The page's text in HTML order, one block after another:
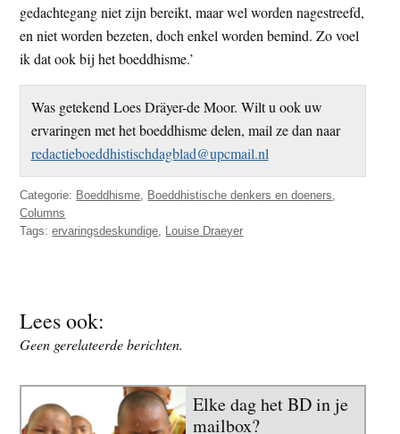
gedachtegang niet zijn bereikt, maar wel worden nagestreefd,
en niet worden bezeten, doch enkel worden bemind. Zo voel
ik dat ook bij het boeddhisme.’
Was getekend Loes Dräyer-de Moor. Wilt u ook uw
ervaringen met het boeddhisme delen, mail ze dan naar
redactieboeddhistischdagblad@upcmail.nl
Categorie: Boeddhisme Boeddhistische denkers en doeners
Columns
Tags:ervaringsdeskundige Louise Draeyer
Lees ook:
Geen gerelateerde berichten.
Elke dag het BD in je
mailbox?